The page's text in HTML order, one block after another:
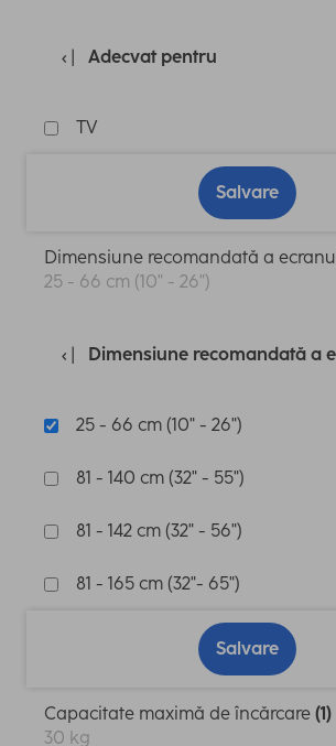
Adecvat pentru
TV
Salvare
Dimensiune recomandată a
25 - 66 cm (10" - 26")
Dimensiune recomandată a
25 - 66 cm (10" - 26")
81 - 140 cm (32" - 55")
81 - 142 cm (32" - 56")
81 - 165 cm (32"- 65")
Salvare
Capacitate maximă de încărcare (1)
30 kg